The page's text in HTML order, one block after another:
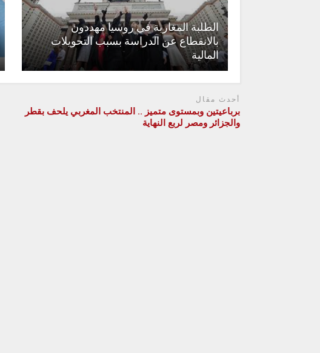
الطلبة المغاربة في روسيا مهددون
بالانقطاع عن الدراسة بسبب التحويلات
المالية
أحدث مقال
برباعيتين وبمستوى متميز .. المنتخب المغربي يلحف بقطر
والجزائر ومصر لربع النهاية